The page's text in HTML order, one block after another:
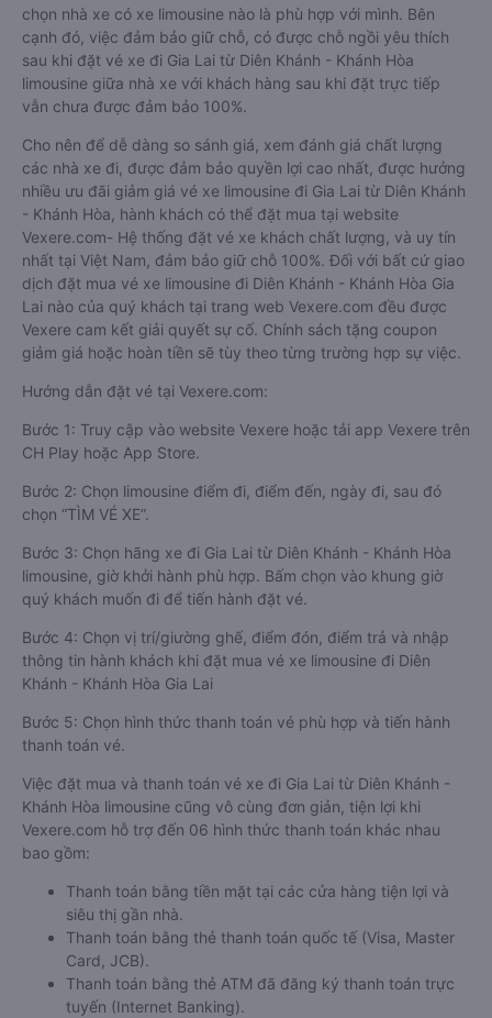
chọn nhà xe có xe limousine nào là phù hợp với mình. Bên
cạnh đó, việc đảm bảo giữ chỗ, có được chỗ ngồi yêu thích
sau khi đặt vé xe đi Gia Lai từ Diên Khánh - Khánh Hòa
limousine giữa nhà xe với khách hàng sau khi đặt trực tiếp
vẫn chưa được đảm bảo 100%.
Cho nên để dễ dàng so sánh giá, xem đánh giá chất lượng
các nhà xe đi, được đảm bảo quyền lợi cao nhất, được hưởng
nhiều ưu đãi giảm giá vé xe limousine đi Gia Lai từ Diên Khánh
- Khánh Hòa, hành khách có thể đặt mua tại website
Vexere.com- Hệ thống đặt vé xe khách chất lượng, và uy tín
nhất tại Việt Nam, đảm bảo giữ chỗ 100%. Đối với bất cứ giao
dịch đặt mua vé xe limousine đi Diên Khánh - Khánh Hòa Gia
Lai nào của quý khách tại trang web Vexere.com đều được
Vexere cam kết giải quyết sự cố. Chính sách tặng coupon
giảm giá hoặc hoàn tiền sẽ tùy theo từng trường hợp sự việc.
Hướng dẫn đặt vé tại Vexere.com:
Bước 1: Truy cập vào website Vexere hoặc tải app Vexere trên
CH Play hoặc App Store.
Bước 2: Chọn limousine điểm đi, điểm đến, ngày đi, sau đó
chọn “TÌM VÉ XE”.
Bước 3: Chọn hãng xe đi Gia Lai từ Diên Khánh - Khánh Hòa
limousine, giờ khởi hành phù hợp. Bấm chọn vào khung giờ
quý khách muốn đi để tiến hành đặt vé.
Bước 4: Chọn vị trí/giường ghế, điểm đón, điểm trả và nhập
thông tin hành khách khi đặt mua vé xe limousine đi Diên
Khánh - Khánh Hòa Gia Lai
Bước 5: Chọn hình thức thanh toán vé phù hợp và tiến hành
thanh toán vé.
Việc đặt mua và thanh toán vé xe đi Gia Lai từ Diên Khánh -
Khánh Hòa limousine cũng vô cùng đơn giản, tiện lợi khi
Vexere.com hỗ trợ đến 06 hình thức thanh toán khác nhau
bao gồm:
Thanh toán bằng tiền mặt tại các cửa hàng tiện lợi và
siêu thị gần nhà.
Thanh toán bằng thẻ thanh toán quốc tế (Visa, Master
Card, JCB).
Thanh toán bằng thẻ ATM đã đăng ký thanh toán trực
tuyến (Internet Banking).